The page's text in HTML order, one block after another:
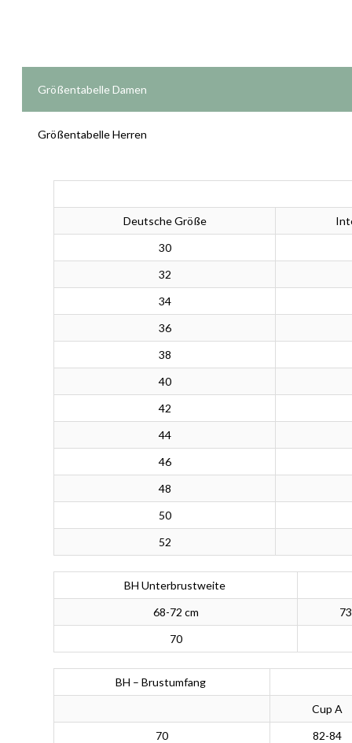
Größentabelle Damen
Größentabelle Herren
Deutsche Größe
30
32
34
36
38
40
42
44
46
48
50
52
BH Unterbrustweite
68-72 cm
70
BH – Brustumfang
Cup A
70
82-84